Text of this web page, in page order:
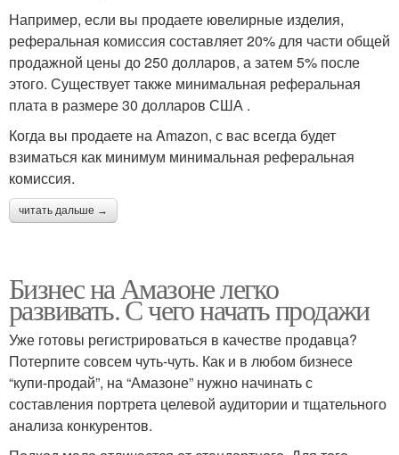
Например, если вы продаете ювелирные изделия,
реферальная комиссия составляет 20% для части общей
продажной цены до 250 долларов, а затем 5% после
этого. Существует также минимальная реферальная
плата в размере 30 долларов США .
Когда вы продаете на Amazon, с вас всегда будет
взиматься как минимум минимальная реферальная
комиссия.
читать дальше →
Бизнес на Амазоне легко
развивать. С чего начать продажи
Уже готовы регистрироваться в качестве продавца?
Потерпите совсем чуть-чуть. Как и в любом бизнесе
“купи-продай”, на “Амазоне” нужно начинать с
составления портрета целевой аудитории и тщательного
анализа конкурентов.